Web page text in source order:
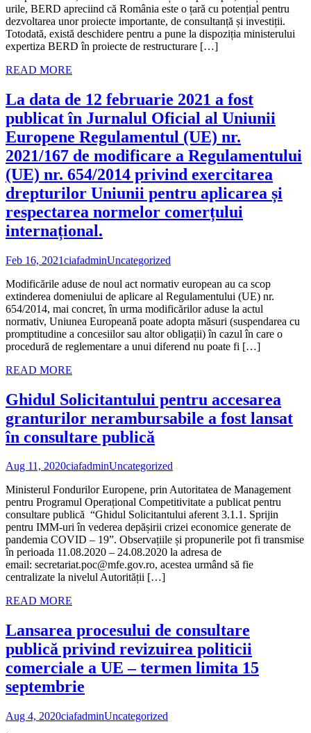
urile, BERD apreciind că România este o țară cu potențial pentru
dezvoltarea unor proiecte importante, de consultanță și investiții.
Totodată, există deschidere pentru a pune la dispoziția ministerului
expertiza BERD în proiecte de restructurare […]
READ MORE
La data de 12 februarie 2021 a fost
publicat în Jurnalul Oficial al Uniunii
Europene Regulamentul (UE) nr.
2021/167 de modificare a Regulamentului
(UE) nr. 654/2014 privind exercitarea
drepturilor Uniunii pentru aplicarea și
respectarea normelor comerțului
internațional.
Feb 16, 2021ciafadminUncategorized
Modificările aduse de noul act normativ european au ca scop
extinderea domeniului de aplicare al Regulamentului (UE) nr.
654/2014, mai concret, în urma modificărilor aduse la actul
normativ, Uniunea Europeană poate adopta măsuri (suspendarea cu
promptitudine a concesiilor sau altor obligații) în cazul în care o
procedură de reglementare a unui diferend nu poate fi […]
READ MORE
Ghidul Solicitantului pentru accesarea
granturilor nerambursabile a fost lansat
în consultare publică
Aug 11, 2020ciafadminUncategorized
Ministerul Fondurilor Europene, prin Autoritatea de Management
pentru Programul Operațional Competitivitate a publicat pentru
consultare publică “Ghidul Solicitantului aferent 3.1.1. Sprijin
pentru IMM-uri în vederea depășirii crizei economice generate de
pandemia COVID – 19”. Observațiile și propunerile pot fi transmise
în perioada 11.08.2020 – 24.08.2020 la adresa de
email: secretariat.poc@mfe.gov.ro, acestea urmând să fie
centralizate la nivelul Autorității […]
READ MORE
Lansarea procesului de consultare
publică privind revizuirea politicii
comerciale a UE – termen limita 15
septembrie
Aug 4, 2020ciafadminUncategorized